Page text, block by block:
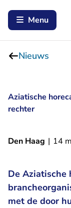
Menu
Nieuws
Aziatische
rechter
Den Haag | 14
De Aziatische
met de door